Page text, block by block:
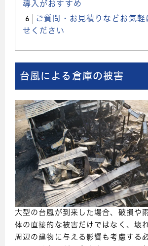
導入がおすすめ
6
ご質問・お見積りなどお気軽
せください
台風による倉庫の被害
大型の台風が到来した場合、破損や
体の直接的な被害だけではなく、壊
周辺の建物に与える影響も考慮する